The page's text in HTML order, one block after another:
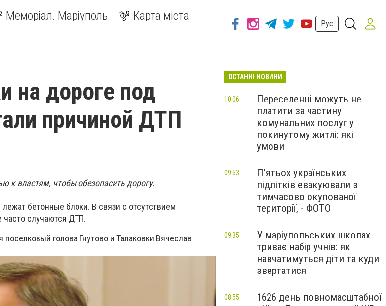
Меморіал. Маріуполь Карта міста
Рус
на дороге под
причиной ДТП
к властям, чтобы обезопасить дорогу.
бетонные блоки. В связи с отсутствием
часто случаются ДТП.
голова Гнутово и Талаковки Вячеслав
ОСТАННІ НОВИНИ
Переселенці можуть не
платити за частину
комунальних послуг у
покинутому житлі: які
умови
10:06
П’ятьох українських
підлітків евакуювали з
тимчасово окупованої
території, - ФОТО
09:53
У маріупольських школах
триває набір учнів: як
навчатимуться діти та куди
звертатися
09:35
1626 день повномасштабної
08:55